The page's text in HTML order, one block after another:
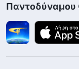
Παντοδύναμου